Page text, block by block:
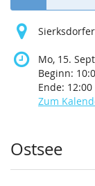
Mo, 15.
Beginn:
Ende: 12:00
Zum
Produkte
Ostsee